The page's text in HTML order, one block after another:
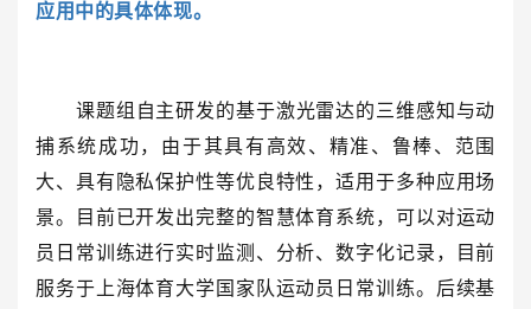
应用中的具体体现。
课题组自主研发的基于激光雷达的三维感知与动
捕系统成功，由于其具有高效、精准、鲁棒、范围
大、具有隐私保护性等优良特性，适用于多种应用场
景。目前已开发出完整的智慧体育系统，可以对运动
员日常训练进行实时监测、分析、数字化记录，目前
服务于上海体育大学国家队运动员日常训练。后续基